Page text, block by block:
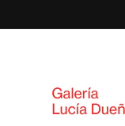
al contenido